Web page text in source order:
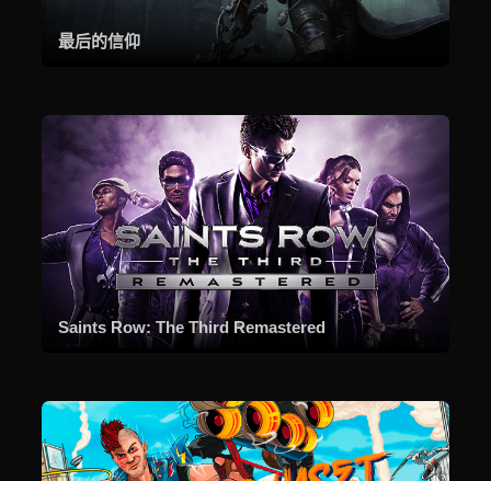
最后的信仰
Saints Row: The Third Remastered